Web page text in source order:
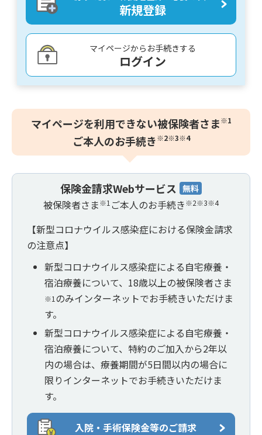
新規登録
マイページからお手続きする
ログイン
マイページを利用できない被保険者さま※1
ご本人のお手続き※2※3※4
保険金請求Webサービス 無料
被保険者さま※1 ご本人のお手続き※2※3※4
【新型コロナウイルス感染症における保険金請求
の注意点】
新型コロナウイルス感染症による自宅療養・
宿泊療養について、18歳以上の被保険者さま
※1 のみインターネットでお手続きいただけま
す。
新型コロナウイルス感染症による自宅療養・
宿泊療養について、特約のご加入から2年以
内の場合は、療養期間が5日間以内の場合に
限りインターネットでお手続きいただけま
す。
入院・手術保険金等のご請求